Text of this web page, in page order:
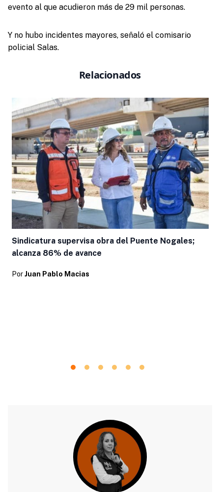
evento al que acudieron más de 29 mil personas.
Y no hubo incidentes mayores, señaló el comisario
policial Salas.
Relacionados
Sindicatura supervisa obra del Puente Nogales;
alcanza 86% de avance
Por Juan Pablo Macias